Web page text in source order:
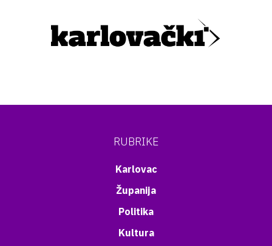
RUBRIKE
Karlovac
Županija
Politika
Kultura